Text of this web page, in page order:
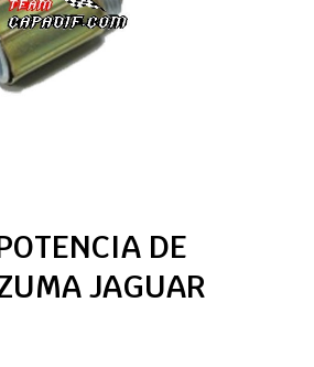
DE
JAGUAR